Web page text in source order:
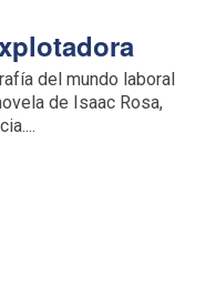
del mundo laboral
de Isaac Rosa,